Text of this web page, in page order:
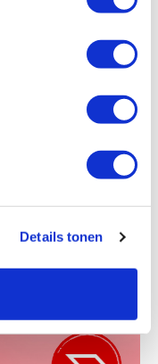
Details tonen